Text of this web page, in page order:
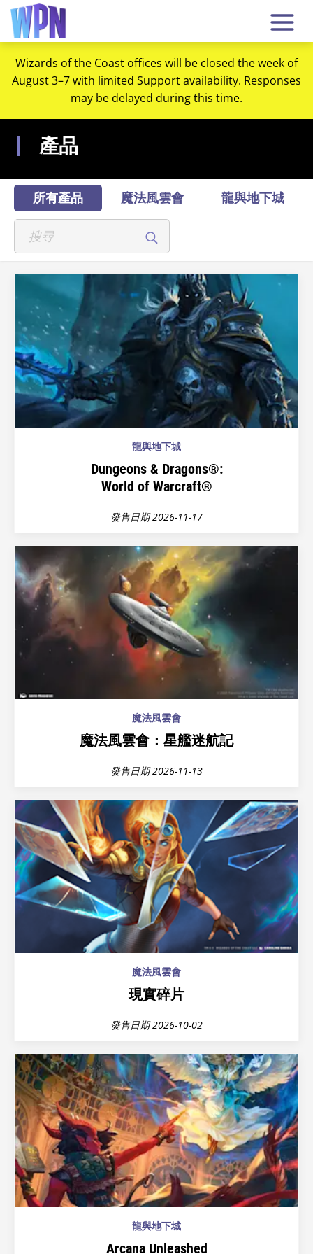
Wizards of the Coast offices will be closed the week of
August 3–7 with limited Support availability. Responses
may be delayed during this time.
產品
所有產品 魔法風雲會 龍與地下城
龍與地下城
Dungeons & Dragons®:
World of Warcraft®
發售日期 2026-11-17
魔法風雲會
魔法風雲會：星艦迷航記
發售日期 2026-11-13
魔法風雲會
現實碎片
發售日期 2026-10-02
龍與地下城
Arcana Unleashed